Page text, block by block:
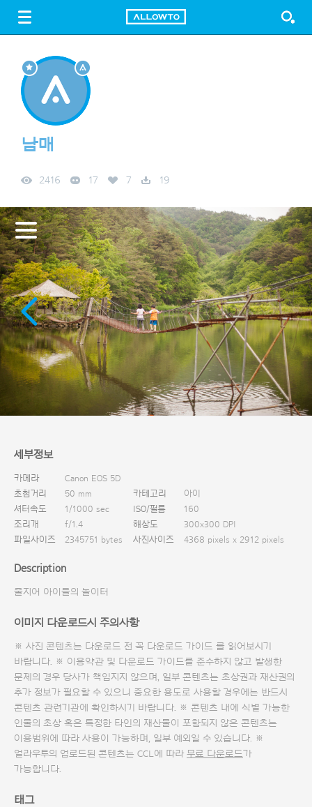
FREE DOWNLOAD
남매
2416 17 7 19
세부정보
카메라
Canon EOS 5D
초첨거리
50 mm 카테고리
아이
셔터속도
1/1000 sec ISO/필름
160
조리개
f/1.4 해상도
300x300 DPI
파일사이즈
2345751 bytes 사진사이즈 4368 pixels x 2912 pixels
Description
줄지어 아이들의 놀이터
이미지 다운로드시 주의사항
※ 사진 콘텐츠는 다운로드 전 꼭 다운로드 가이드 를 읽어보시기
바랍니다. ※ 이용약관 및 다운로드 가이드를 준수하지 않고 발생한
문제의 경우 당사가 책임지지 않으며, 일부 콘텐츠는 초상권과 재산권의
추가 정보가 필요할 수 있으니 중요한 용도로 사용할 경우에는 반드시
콘텐츠 관련기관에 확인하시기 바랍니다. ※ 콘텐츠 내에 식별 가능한
인물의 초상 혹은 특정한 타인의 재산물이 포함되지 않은 콘텐츠는
이용범위에 따라 사용이 가능하며, 일부 예외일 수 있습니다. ※
얼라우투의 업로드된 콘텐츠는 CCL에 따라 무료 다운로드가
가능합니다.
태그